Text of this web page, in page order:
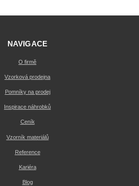
NAVIGACE
O firmě
Vzorková prodejna
Pomníky na prodej
Inspirace náhrobků
Ceník
Vzorník materiálů
Reference
Kariéra
Blog